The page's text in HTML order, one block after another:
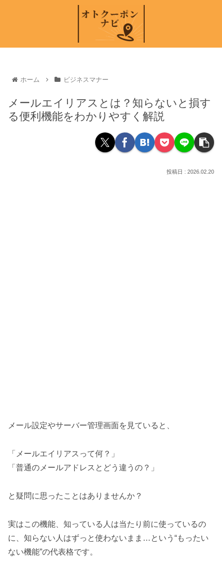
ホーム ビジネスマナー
メールエイリアスとは？知らないと損す
る便利機能をわかりやすく解説
2026.02.20
メール設定やサーバー管理画面を見ていると、
「メールエイリアスって何？」
「普通のメールアドレスとどう違うの？」
と疑問に思ったことはありませんか？
実はこの機能、知っている人は当たり前に使っているの
に、知らない人はずっと使わないまま…という“もったい
ない機能”の代表格です。